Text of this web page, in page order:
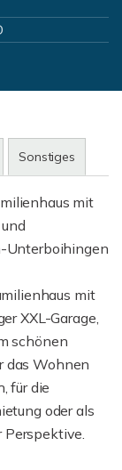
Sonstiges
mit
Unterboihingen
mit
XXL-Garage,
schönen
das Wohnen
für die
oder als